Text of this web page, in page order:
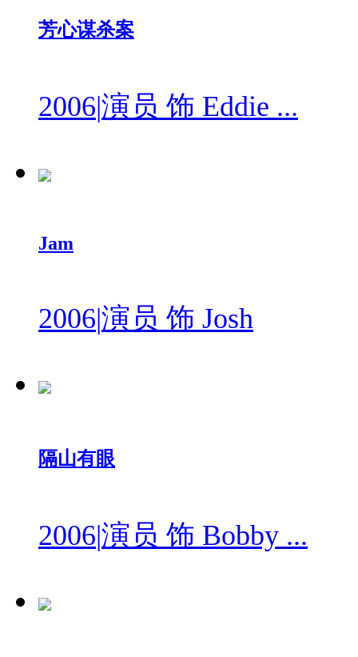
芳心谋杀案
2006|演员 饰 Eddie ...
Jam
2006|演员 饰 Josh
隔山有眼
2006|演员 饰 Bobby ...